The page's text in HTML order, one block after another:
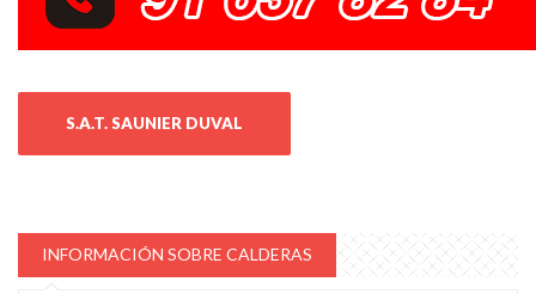
S.A.T. SAUNIER DUVAL
INFORMACIÓN SOBRE CALDERAS